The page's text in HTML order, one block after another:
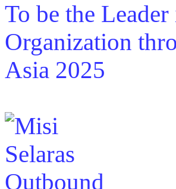
To be the
Organization
Asia 2025